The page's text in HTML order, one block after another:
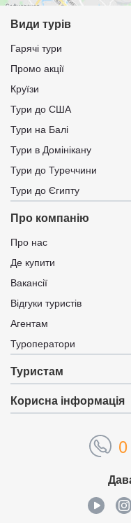
Види турів
Гарячі тури
Промо акції
Круїзи
Тури до США
Тури на Балі
Тури в Домінікану
Тури до Туреччини
Тури до Єгипту
Про компанію
Про нас
Де купити
Вакансії
Відгуки туристів
Агентам
Туроператори
Туристам
Корисна інформація